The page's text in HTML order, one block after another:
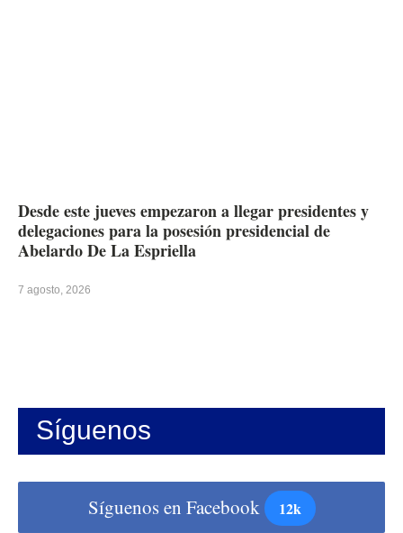
Desde este jueves empezaron a llegar presidentes y
delegaciones para la posesión presidencial de
Abelardo De La Espriella
7 agosto, 2026
Síguenos
Síguenos en Facebook 12k